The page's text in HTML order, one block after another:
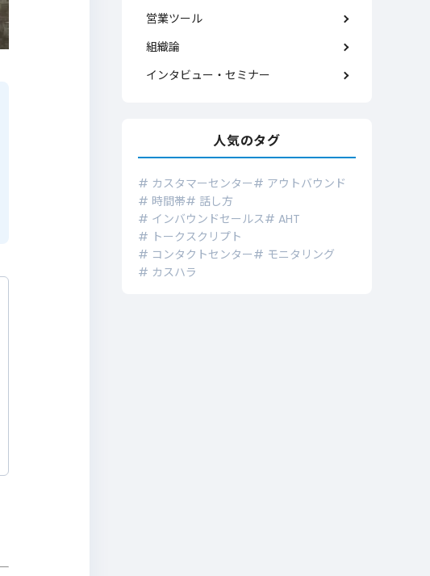
営業ツール
組織論
インタビュー・セミナー
人気のタグ
# カスタマーセンター# アウトバウンド
# 時間帯# 話し方
# インバウンドセールス# AHT
# トークスクリプト
# コンタクトセンター# モニタリング
# カスハラ